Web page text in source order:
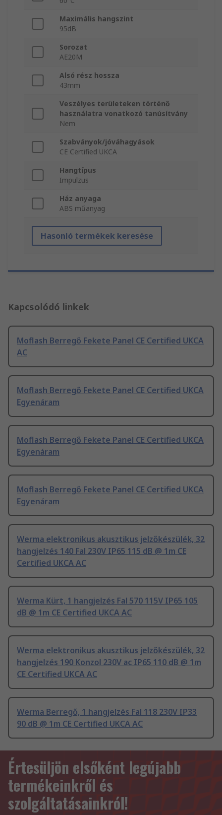
Maximális hangszint
95dB
Sorozat
AE20M
Alsó rész hossza
43mm
Veszélyes területeken történő
használatra vonatkozó tanúsítvány
Nem
Szabványok/jóváhagyások
CE Certified UKCA
Hangtípus
Impulzus
Ház anyaga
ABS műanyag
Hasonló termékek keresése
Kapcsolódó linkek
Moflash Berregő Fekete Panel CE Certified UKCA
AC
Moflash Berregő Fekete Panel CE Certified UKCA
Egyenáram
Moflash Berregő Fekete Panel CE Certified UKCA
Egyenáram
Moflash Berregő Fekete Panel CE Certified UKCA
Egyenáram
Werma elektronikus akusztikus jelzőkészülék, 32
hangjelzés 140 Fal 230V IP65 115 dB @ 1m CE
Certified UKCA AC
Werma Kürt, 1 hangjelzés Fal 570 115V IP65 105
dB @ 1m CE Certified UKCA AC
Werma elektronikus akusztikus jelzőkészülék, 32
hangjelzés 190 Konzol 230V ac IP65 110 dB @ 1m
CE Certified UKCA AC
Werma Berregő, 1 hangjelzés Fal 118 230V IP33
90 dB @ 1m CE Certified UKCA AC
Értesüljön elsőként legújabb
termékeinkről és
szolgáltatásainkról!